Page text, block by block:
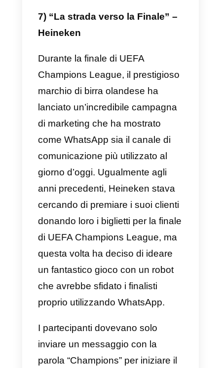
patatine fritte, ha riconosciuto il
potenziale di WhatsApp
raggiungemento dei più giovani.
Dopo aver organizzato concorsi
su Facebook, nel 2013 ha deciso
di passare a WhatsApp per
sfidare i partecipanti a mostrare
loro idee più creative. Il concorso
consisteva in diverse fasi, a
partire dall’invio di messaggi
utilizzando solo emoji, che
dovevano superare quelli
da Mr. Pringles.
I partecipanti dovevano quindi
partecipare a cinque mini-sfide
per dimostrare la loro capacità di
guidare e influenzare le masse.